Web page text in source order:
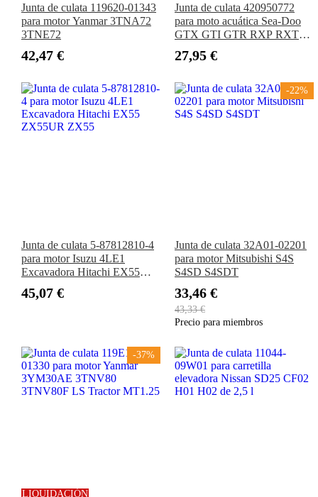
Junta de culata 119620-01343
para motor Yanmar 3TNA72
3TNE72
42,47 €
Junta de culata 420950772
para moto acuática Sea-Doo
GTX GTI GTR RXP RXT
27,95 €
Junta de culata 5-87812810-4
para motor Isuzu 4LE1
Excavadora Hitachi EX55
45,07 €
-22%
Junta de culata 32A01-02201
para motor Mitsubishi S4S
S4SD S4SDT
33,46 €
43,33 €
Precio para miembros
-37%
LIQUIDACIÓN